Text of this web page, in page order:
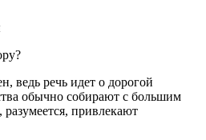
ведь речь идет о дорогой
обычно собирают с большим
привлекают